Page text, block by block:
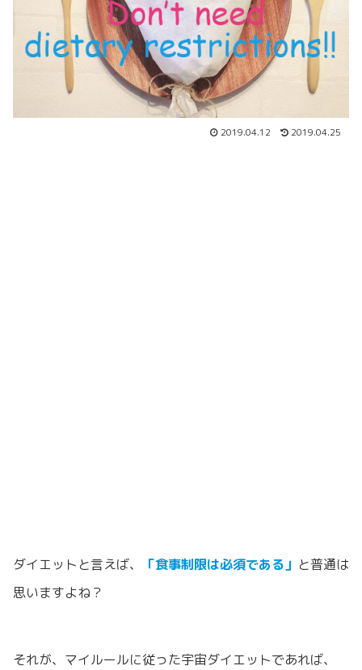
2019.04.12 2019.04.25
ダイエットと言えば、 「食事制限は必須である」 と普通は
思いますよね？
それが、マイルールに従った宇宙ダイエットであれば、